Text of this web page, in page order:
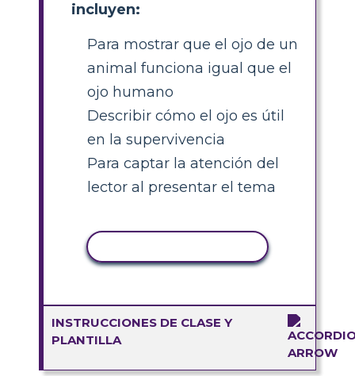
incluyen:
Para mostrar que el ojo de un
animal funciona igual que el
ojo humano
Describir cómo el ojo es útil
en la supervivencia
Para captar la atención del
lector al presentar el tema
INSTRUCCIONES DE CLASE Y
PLANTILLA